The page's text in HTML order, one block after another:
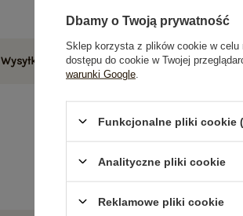
Wysyłka i dostawa Zwroty i reklamacje
Dbamy o Twoją prywatność
Sklep korzysta z plików cookie w celu
dostępu do cookie w Twojej
warunki Google
Funkcjonalne pliki cookie
Analityczne pliki cookie
Reklamowe pliki cookie